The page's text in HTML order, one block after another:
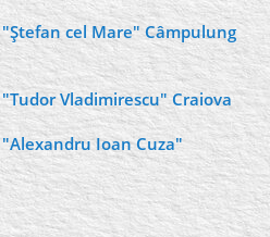
cel Mare" Câmpulung
Vladimirescu" Craiova
Ioan Cuza"